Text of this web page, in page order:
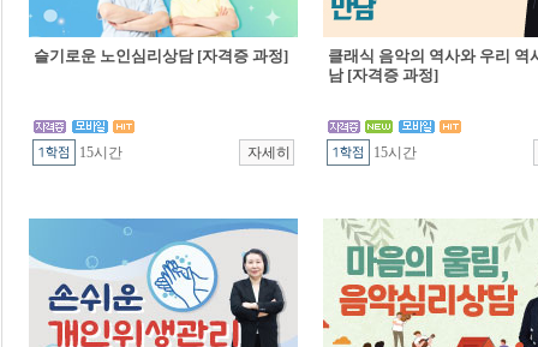
슬기로운 노인심리상담 [자격증 과정]
15시간
클래식 음악의 역사와 우리 역
남 [자격증 과정]
15시간